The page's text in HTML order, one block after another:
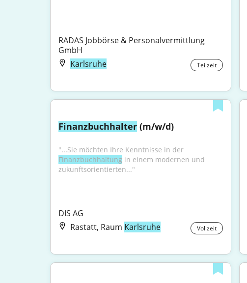
RADAS Jobbörse & Personalvermittlung
GmbH
Karlsruhe
Teilzeit
Finanzbuchhalter (m/w/d)
Finanzbuchhaltung in einem modernen und
zukunftsorientierten..."
DIS AG
Rastatt, Raum Karlsruhe Vollzeit